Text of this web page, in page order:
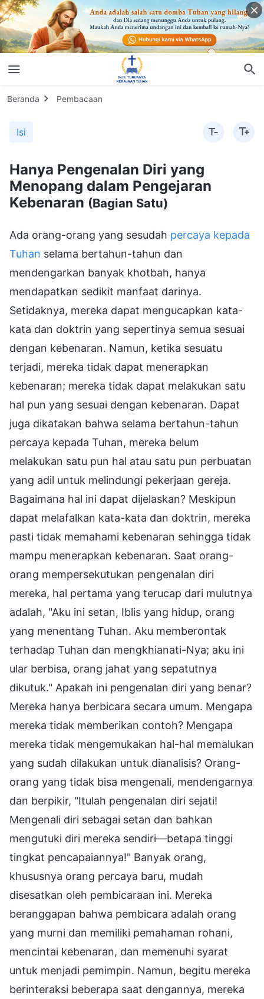
Beranda Pembacaan
Isi
Hanya Pengenalan Diri yang
Menopang dalam Pengejaran
Kebenaran (Bagian Satu)
Ada orang-orang yang sesudah percaya kepada
Tuhan selama bertahun-tahun dan
mendengarkan banyak khotbah, hanya
mendapatkan sedikit manfaat darinya.
Setidaknya, mereka dapat mengucapkan kata-
kata dan doktrin yang sepertinya semua sesuai
dengan kebenaran. Namun, ketika sesuatu
terjadi, mereka tidak dapat menerapkan
kebenaran; mereka tidak dapat melakukan satu
hal pun yang sesuai dengan kebenaran. Dapat
juga dikatakan bahwa selama bertahun-tahun
percaya kepada Tuhan, mereka belum
melakukan satu pun hal atau satu pun perbuatan
yang adil untuk melindungi pekerjaan gereja.
Bagaimana hal ini dapat dijelaskan? Meskipun
dapat melafalkan kata-kata dan doktrin, mereka
pasti tidak memahami kebenaran sehingga tidak
mampu menerapkan kebenaran. Saat orang-
orang mempersekutukan pengenalan diri
mereka, hal pertama yang terucap dari mulutnya
adalah, "Aku ini setan, Iblis yang hidup, orang
yang menentang Tuhan. Aku memberontak
terhadap Tuhan dan mengkhianati-Nya; aku ini
ular berbisa, orang jahat yang sepatutnya
dikutuk." Apakah ini pengenalan diri yang benar?
Mereka hanya berbicara secara umum. Mengapa
mereka tidak memberikan contoh? Mengapa
mereka tidak mengemukakan hal-hal memalukan
yang sudah dilakukan untuk dianalisis? Orang-
orang yang tidak bisa mengenali, mendengarnya
dan berpikir, "Itulah pengenalan diri sejati!
Mengenali diri sebagai setan dan bahkan
mengutuki diri mereka sendiri—betapa tinggi
tingkat pencapaiannya!" Banyak orang,
khususnya orang percaya baru, mudah
disesatkan oleh pembicaraan ini. Mereka
beranggapan bahwa pembicara adalah orang
yang murni dan memiliki pemahaman rohani,
mencintai kebenaran, dan memenuhi syarat
untuk menjadi pemimpin. Namun, begitu mereka
berinteraksi beberapa saat dengannya, mereka